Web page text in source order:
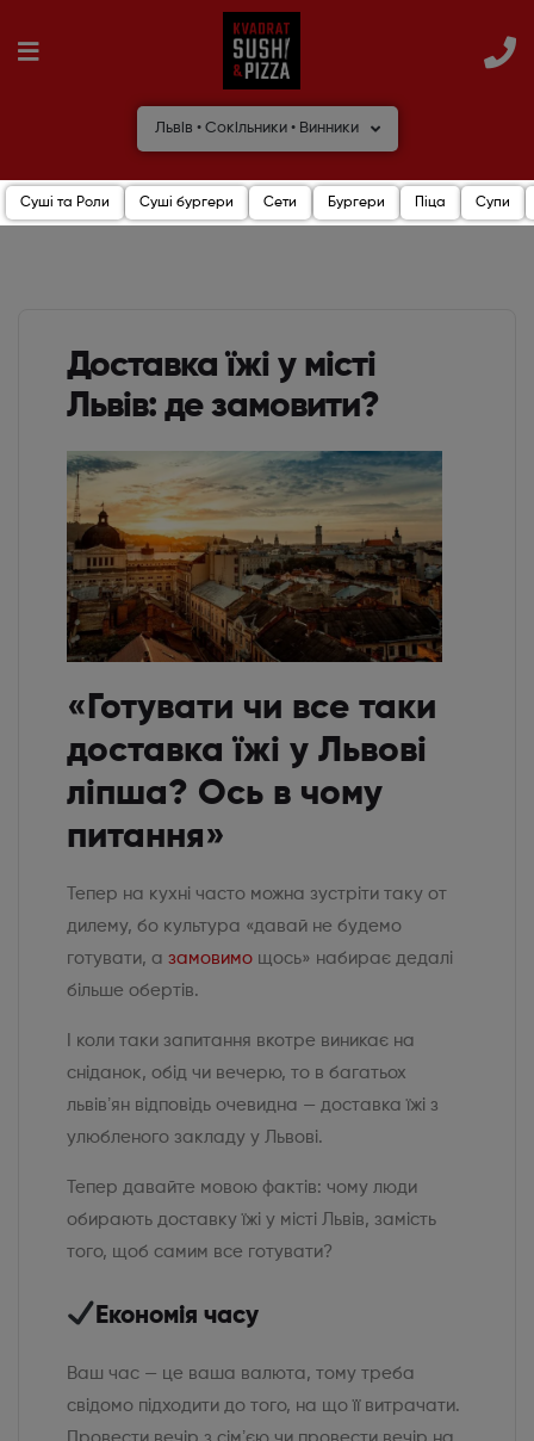
Львів • Сокільники • Винники
Суші та Роли Суші бургери Сети Бургери Піца Супи
Доставка їжі у місті
Львів: де замовити?
«Готувати чи все таки
доставка їжі у Львові
ліпша? Ось в чому
питання»
Тепер на кухні часто можна зустріти таку от
дилему, бо культура «давай не будемо
готувати, а замовимо щось» набирає дедалі
більше обертів.
І коли таки запитання вкотре виникає на
сніданок, обід чи вечерю, то в багатьох
львівʼян відповідь очевидна — доставка їжі з
улюбленого закладу у Львові.
Тепер давайте мовою фактів: чому люди
обирають доставку їжі у місті Львів, замість
того, щоб самим все готувати?
Економія часу
Ваш час — це ваша валюта, тому треба
свідомо підходити до того, на що її витрачати.